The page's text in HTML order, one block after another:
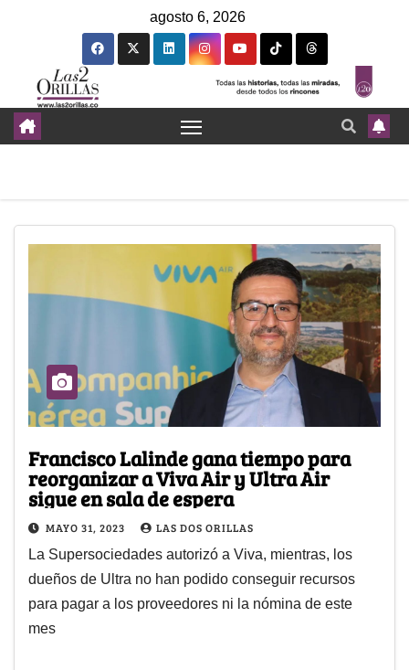
agosto 6, 2026
Francisco Lalinde gana tiempo para
reorganizar a Viva Air y Ultra Air
sigue en sala de espera
MAYO 31, 2023 LAS DOS ORILLAS
La Supersociedades autorizó a Viva, mientras, los
dueños de Ultra no han podido conseguir recursos
para pagar a los proveedores ni la nómina de este
mes